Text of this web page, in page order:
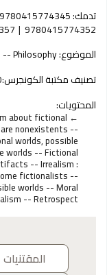
تدمك:9780415774345 (hbk)
9780415774352
الموضوع:Philosophy
تصنيف مكتبة الكونجرس:
المحتويات:
about fictional
nonexistents --
worlds, possible
worlds -- Fictional
-- Irrealism :
fictionalists --
worlds -- Moral
-- Retrospect.
المقتنيات